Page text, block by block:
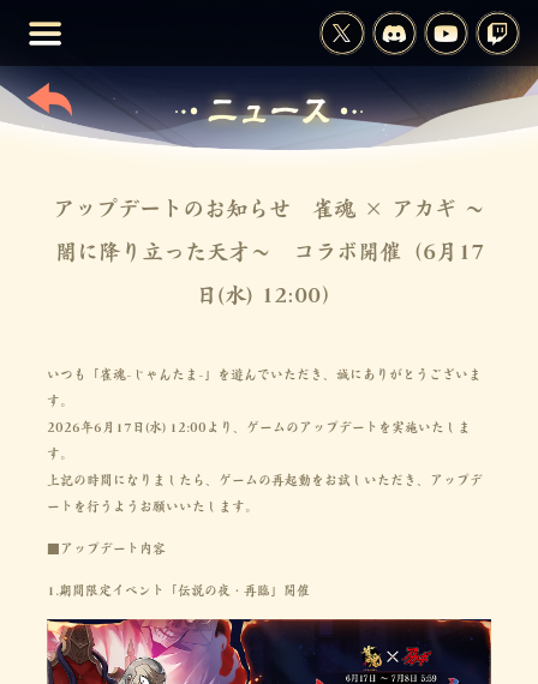
アップデートのお知らせ 雀魂 × アカギ 〜
闇に降り立った天才〜 コラボ開催（6月17
日(水) 12:00）
いつも「雀魂-じゃんたま-」を遊んでいただき、誠にありがとうございま
す。
2026年6月17日(水) 12:00より、ゲームのアップデートを実施いたしま
す。
上記の時間になりましたら、ゲームの再起動をお試しいただき、アップデ
ートを行うようお願いいたします。
■アップデート内容
1.期間限定イベント「伝説の夜・再臨」開催